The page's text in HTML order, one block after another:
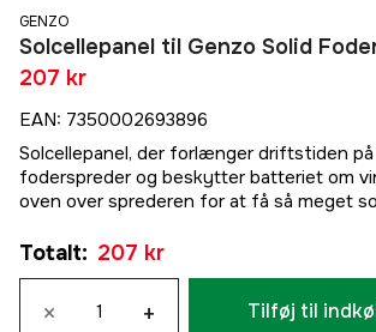
GENZO
Solcellepanel til Genzo Solid
207 kr
EAN: 7350002693896
Solcellepanel, der forlænger driftstiden på
foderspreder og beskytter batteriet om
oven over sprederen for at få så meget
Totalt: 207 kr
× + Tilføj til